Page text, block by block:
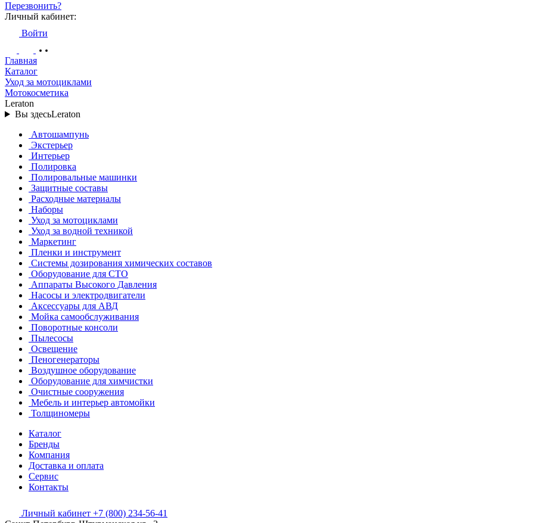
Перезвонить?
Личный кабинет:
Войти
Главная
Каталог
Уход за мотоциклами
Мотокосметика
Leraton
Вы здесьLeraton
Автошампунь
Экстерьер
Интерьер
Полировка
Полировальные машинки
Защитные составы
Расходные материалы
Наборы
Уход за мотоциклами
Уход за водной техникой
Маркетинг
Пленки и инструмент
Системы дозирования химических составов
Оборудование для СТО
Аппараты Высокого Давления
Насосы и электродвигатели
Аксессуары для АВД
Мойка самообслуживания
Поворотные консоли
Пылесосы
Освещение
Пеногенераторы
Воздушное оборудование
Оборудование для химчистки
Очистные сооружения
Мебель и интерьер автомойки
Толщиномеры
Каталог
Бренды
Компания
Доставка и оплата
Сервис
Контакты
Личный кабинет +7 (800) 234-56-41